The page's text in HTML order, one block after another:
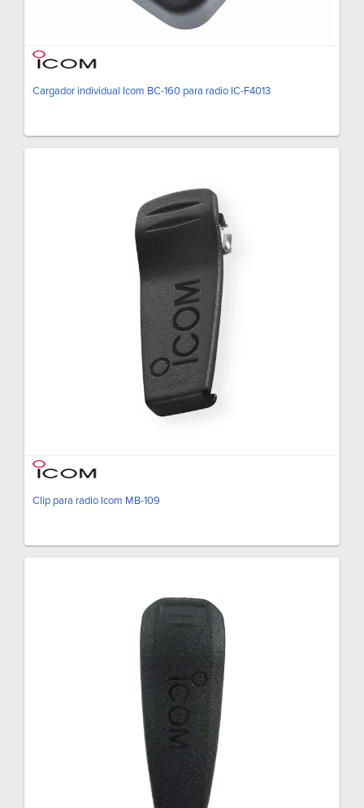
Cargador individual Icom BC-160 para radio IC-F4013
Clip para radio Icom MB-109